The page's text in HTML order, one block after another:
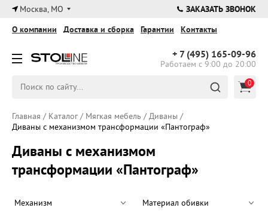
×
Москва, МО ЗАКАЗАТЬ ЗВОНОК
+ 7 (495) 165-09-96
Работаем с 9:00 до 20:00
О компании Доставка и сборка Гарантии Контакты
0
Главная / Каталог/ Мягкая мебель /Диваны /
Диваны с механизмом трансформации «Пантограф»
Диваны с механизмом
трансформации «Пантограф»
Механизм Материал обивки